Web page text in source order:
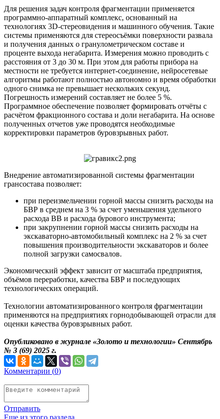
Для решения задач контроля фрагментации применяется
программно-аппаратный комплекс, основанный на
технологиях 3D-стереовидения и машинного обучения. Такие
системы применяются для стереосъёмки поверхности развала
и получения данных о гранулометрическом составе и
проценте выхода негабарита. Измерения можно проводить с
расстояния от 3 до 30 м. При этом для работы прибора на
местности не требуется интернет-соединение, нейросетевые
алгоритмы работают полностью автономно и время обработки
одного снимка не превышает нескольких секунд.
Погрешность измерений составляет не более 5 %.
Программное обеспечение позволяет формировать отчёты с
расчётом фракционного состава и доли негабарита. На основе
полученных отчетов уже проводятся необходимые
корректировки параметров буровзрывных работ.
Внедрение автоматизированной системы фрагментации
грансостава позволяет:
при переизмельчении горной массы снизить расходы на
БВР в среднем на 3 % за счет уменьшения удельного
расхода ВВ и расхода бурового инструмента;
при закрупнении горной массы снизить расходы на
экскаваторно-автомобильный комплекс на 2 % за счет
повышения производительности экскаваторов и более
полной загрузки самосвалов.
Экономический эффект зависит от масштаба предприятия,
объёмов переработки, качества БВР и последующих
технологических операций.
Технологии автоматизированного контроля фрагментации
применяются на предприятиях горнодобывающей отрасли для
оценки качества буровзрывных работ.
Опубликовано в журнале «Золото и технологии» Сентябрь
№ 3 (69) 2025 г.
Комментарии (0)
Отправить
Еще из этого раздела